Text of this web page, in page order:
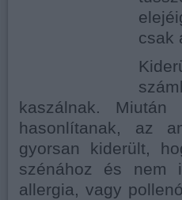
csak
kaszálnak.
hasonlítanak, az
gyorsan kiderült,
szénához és nem
allergia, vagy